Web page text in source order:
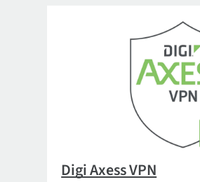
Digi Axess VPN